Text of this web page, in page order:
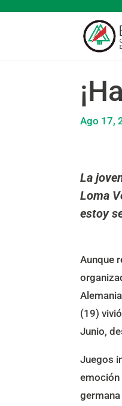
Ago 17,
La
Loma
estoy
Aunque
(19)
Junio,
Juegos
emoción